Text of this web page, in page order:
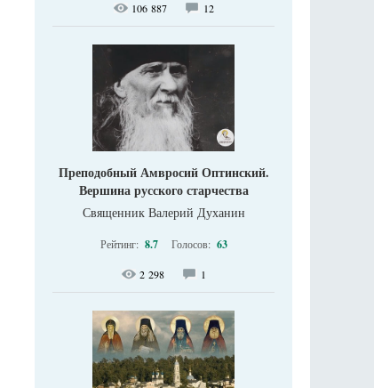
106 887 12
Преподобный Амвросий Оптинский.
Вершина русского старчества
Священник Валерий Духанин
Рейтинг: 8.7 Голосов: 63
2 298 1